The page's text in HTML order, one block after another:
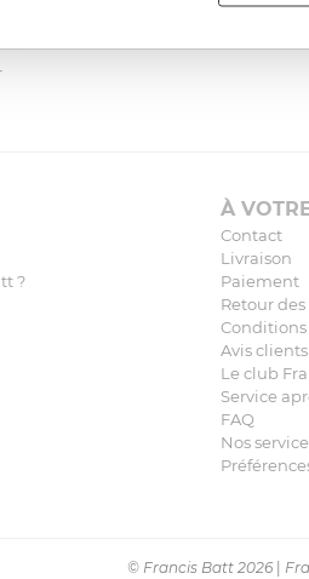
?
À
Contact
Livraison
Paiement
Retour
Avis clients
Le club
Service
FAQ
Nos
© Francis Batt 2026